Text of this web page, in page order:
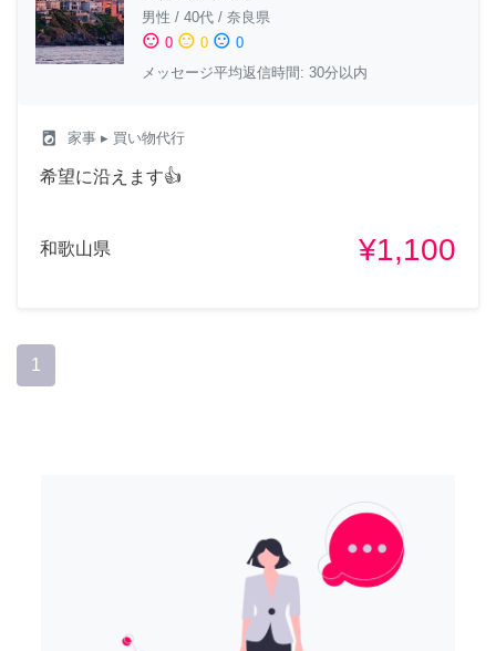
男性 / 40代 / 奈良県
sentiment_satisfied 0 sentiment_neutral 0 sentiment_dissatisfied 0
メッセージ平均返信時間: 30分以内
local_laundry_service 家事 ▸ 買い物代行
希望に沿えます👍
和歌山県 ¥1,100
1